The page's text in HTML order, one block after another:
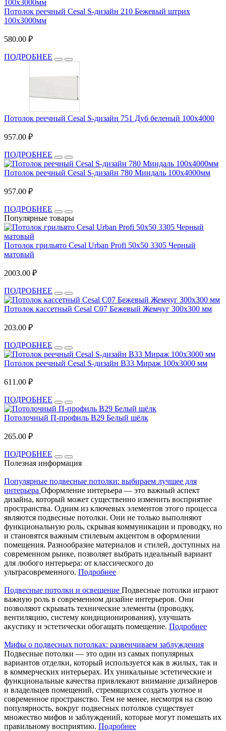
Потолок реечный Cesal S-дизайн 210 Бежевый штрих
100x3000мм
580.00 ₽
ПОДРОБНЕЕ
Потолок реечный Cesal S-дизайн 751 Дуб беленый 100х4000
957.00 ₽
ПОДРОБНЕЕ
Потолок реечный Cesal S-дизайн 780 Миндаль 100х4000мм
957.00 ₽
ПОДРОБНЕЕ
Популярные товары
Потолок грильято Cesal Urban Profi 50х50 3305 Черный
матовый
2003.00 ₽
ПОДРОБНЕЕ
Потолок кассетный Cesal С07 Бежевый Жемчуг 300x300 мм
203.00 ₽
ПОДРОБНЕЕ
Потолок реечный Cesal S-дизайн В33 Мираж 100х3000 мм
611.00 ₽
ПОДРОБНЕЕ
Потолочный П-профиль В29 Белый шёлк
265.00 ₽
ПОДРОБНЕЕ
Полезная информация
Популярные подвесные потолки: выбираем лучшее для
интерьера Оформление интерьера — это важный аспект
дизайна, который может существенно изменить восприятие
пространства. Одним из ключевых элементов этого процесса
являются подвесные потолки. Они не только выполняют
функциональную роль, скрывая коммуникации и проводку, но
и становятся важным стилевым акцентом в оформлении
помещения. Разнообразие материалов и стилей, доступных на
современном рынке, позволяет выбрать идеальный вариант
для любого интерьера: от классического до
ультрасовременного. Подробнее
Подвесные потолки и освещение Подвесные потолки играют
важную роль в современном дизайне интерьеров. Они
позволяют скрывать технические элементы (проводку,
вентиляцию, систему кондиционирования), улучшать
акустику и эстетически обогащать помещение. Подробнее
Мифы о подвесных потолках: развенчиваем заблуждения
Подвесные потолки — это один из самых популярных
вариантов отделки, который используется как в жилых, так и
в коммерческих интерьерах. Их уникальные эстетические и
функциональные качества привлекают внимание дизайнеров
и владельцев помещений, стремящихся создать уютное и
современное пространство. Тем не менее, несмотря на свою
популярность, вокруг подвесных потолков существует
множество мифов и заблуждений, которые могут помешать их
правильному восприятию. Подробнее